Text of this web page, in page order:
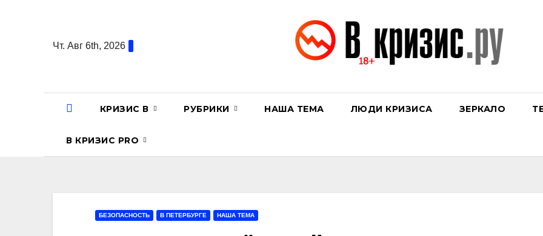
содержаниюЧт. Авг 6th, 2026
КРИЗИС В РУБРИКИ НАША ТЕМА ЛЮДИ КРИЗИСА ЗЕРКАЛО
В КРИЗИС PRO
БЕЗОПАСНОСТЬ В ПЕТЕРБУРГЕ НАША ТЕМА